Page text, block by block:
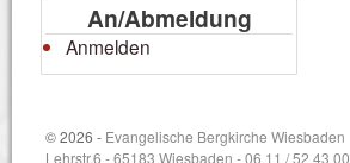
An/Abmeldung
Anmelden
© 2026 - Evangelische Bergkirche Wiesbaden
Lehrstr.6 - 65183 Wiesbaden - 06 11 / 52 43 00